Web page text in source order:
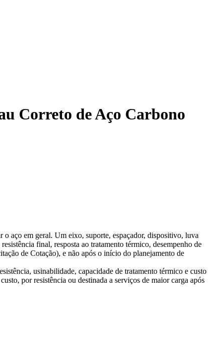
Correto de Aço Carbono
o aço em geral. Um eixo, suporte, espaçador, dispositivo, luva
final, resposta ao tratamento térmico, desempenho de
de Cotação), e não após o início do planejamento de
usinabilidade, capacidade de tratamento térmico e custo
por resistência ou destinada a serviços de maior carga após